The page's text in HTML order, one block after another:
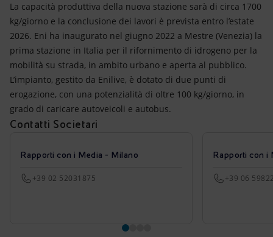
La capacità produttiva della nuova stazione sarà di circa 1700
kg/giorno e la conclusione dei lavori è prevista entro l’estate
2026. Eni ha inaugurato nel giugno 2022 a Mestre (Venezia) la
prima stazione in Italia per il rifornimento di idrogeno per la
mobilità su strada, in ambito urbano e aperta al pubblico.
L’impianto, gestito da Enilive, è dotato di due punti di
erogazione, con una potenzialità di oltre 100 kg/giorno, in
grado di caricare autoveicoli e autobus.
Contatti Societari
Rapporti con i Media - Milano
+39 02 52031875
Rapporti con i
+39 06